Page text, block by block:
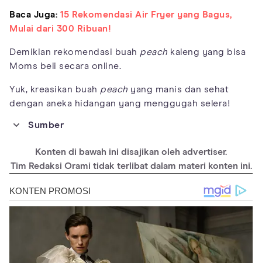
Baca Juga: 15 Rekomendasi Air Fryer yang Bagus,
Mulai dari 300 Ribuan!
Demikian rekomendasi buah peach kaleng yang bisa
Moms beli secara online.
Yuk, kreasikan buah peach yang manis dan sehat
dengan aneka hidangan yang menggugah selera!
Sumber
https://www.webmd.com/diet/health-benefits-peaches
https://www.nutritionix.com/food/peach
Konten di bawah ini disajikan oleh advertiser.
Tim Redaksi Orami tidak terlibat dalam materi konten ini.